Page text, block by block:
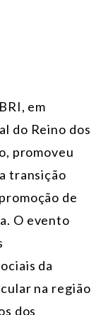
em
do Reino dos
promoveu
transição
de
O evento
da
na região
dos